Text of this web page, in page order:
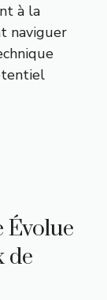
à la
naviguer
Évolue
de